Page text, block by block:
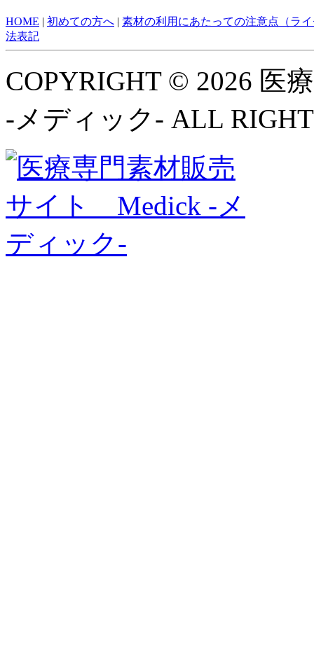
HOME | 初めての方へ | 素材の利用にあたっての注意点（ラ
法表記
COPYRIGHT © 2026 医
-メディック- ALL RIGHT